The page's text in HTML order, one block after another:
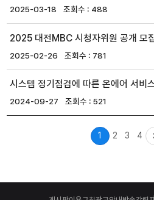
2025-03-18 488
2025 대전MBC 시청자위원 공개 모
2025-02-26 781
시스템 정기점검에 따른 온에어 서비
2024-09-27 521
1 2 3 4